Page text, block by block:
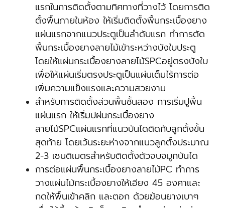
แรกในการติดตั้งตามทิศทางที่วางไว้ โดยการติด
ตั้งพื้นภายในห้อง ให้เริ่มติดตั้งพื้นกระเบื้องยาง
แผ่นแรกจากแนวประตูเป็นลำดับแรก ทำการตัด
พื้นกระเบื้องยางลายไม้เข้าระหว่างบังใบประตู
โดยให้แผ่นกระเบื้องยางลายไม้SPCอยู่ตรงบังใบ
เพื่อให้แผ่นเริ่มตรงประตูเป็นแผ่นเต็มไร้การต่อ
เพิ่มความแข็งแรงและความสวยงาม
สำหรับการติดตั้งส่วนพื้นชั้นสอง การเริ่มปูพื้น
แผ่นแรก ให้เริ่มปผ่นกระเบื้องยาง
ลายไม้SPCแผ่นแรกที่แนวบันไดติดกับลูกตั้งขั้น
สุดท้าย โดยเว้นระยะห่างจากแนวลูกตั้งประมาณ
2-3 เซนติเมตรสำหรับติดตั้งตัวจบจมูกบันได
การต่อแผ่นพื้นกระเบื้องยางลายไม้PC ทำการ
วางแผ่นไม้กระเบื้องยางให้เอียง 45 องศาและ
กดให้พื้นเข้าคลิก และตอก ด้วยฆ้อนยางเบาๆ